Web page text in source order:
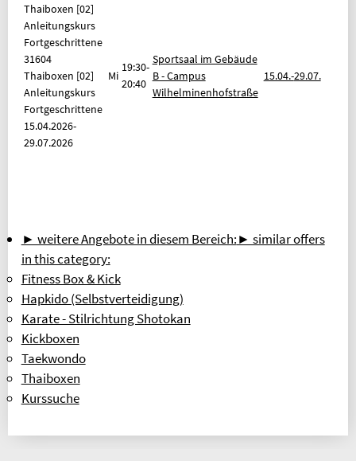
Thaiboxen [02]
Anleitungskurs
Fortgeschrittene
31604
Thaiboxen [02]
Anleitungskurs
Fortgeschrittene
15.04.2026-
29.07.2026
Mi
19:30-
20:40
Sportsaal im Gebäude
B - Campus
Wilhelminenhofstraße
15.04.-29.07.
► weitere Angebote in diesem Bereich:► similar offers
in this category:
Fitness Box & Kick
Hapkido (Selbstverteidigung)
Karate - Stilrichtung Shotokan
Kickboxen
Taekwondo
Thaiboxen
Kurssuche